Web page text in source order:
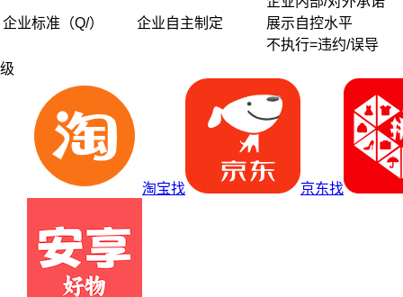
企业标准（Q/） 企业自主制定
展示自控水平
不执行=违约/误导
级
淘宝找 京东找